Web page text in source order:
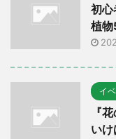
初心
植
イ
『
い